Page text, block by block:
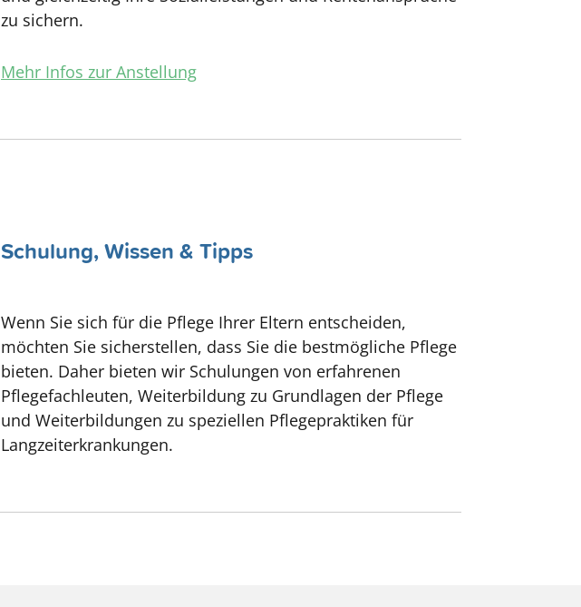
zu sichern.
Mehr Infos zur Anstellung
Schulung, Wissen & Tipps
Wenn Sie sich für die Pflege Ihrer Eltern entscheiden,
möchten Sie sicherstellen, dass Sie die bestmögliche Pflege
bieten. Daher bieten wir Schulungen von erfahrenen
Pflegefachleuten, Weiterbildung zu Grundlagen der Pflege
und Weiterbildungen zu speziellen Pflegepraktiken für
Langzeiterkrankungen.